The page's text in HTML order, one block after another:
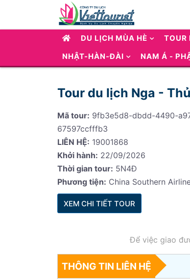
DU LỊCH MÙA HÈ TOUR
NHẬT-HÀN-ĐÀI
NAM Á -
Tour du lịch Nga -
Mã tour: 9fb3e5d8-dbdd-4490-
67597ccfffb3
LIÊN HỆ: 19001868
Khởi hành: 22/09/2026
Thời gian tour: 5N4Đ
Phương tiện: China Southern
XEM CHI TIẾT TOUR
Để việc giao
THÔNG TIN LIÊN HỆ